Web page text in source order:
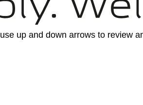
up and down arrows to review